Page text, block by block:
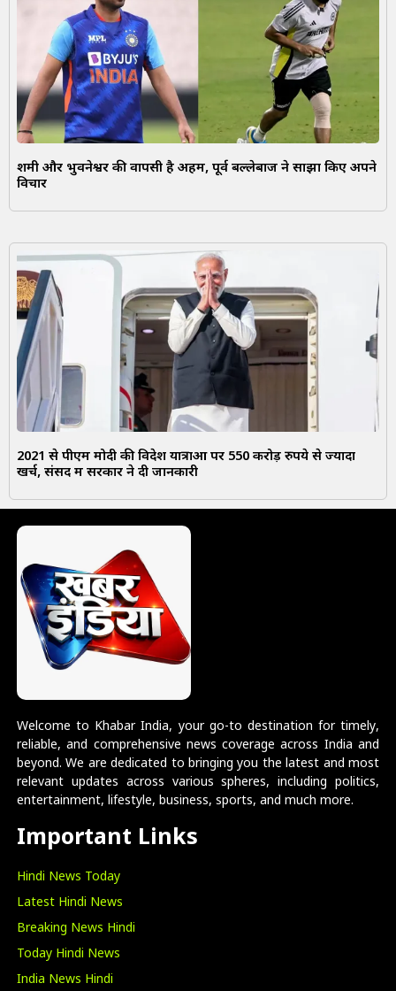
शमी और भुवनेश्वर की वापसी है अहम, पूर्व बल्लेबाज ने साझा किए अपने
विचार
2021 से पीएम मोदी की विदेश यात्राओं पर 550 करोड़ रुपये से ज्यादा
खर्च, संसद में सरकार ने दी जानकारी
Welcome to Khabar India, your go-to destination for timely,
reliable, and comprehensive news coverage across India and
beyond. We are dedicated to bringing you the latest and most
relevant updates across various spheres, including politics,
entertainment, lifestyle, business, sports, and much more.
Important Links
Hindi News Today
Latest Hindi News
Breaking News Hindi
Today Hindi News
India News Hindi